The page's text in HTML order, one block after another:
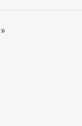
»